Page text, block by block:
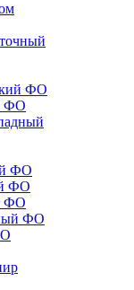
ФО
ФО
ФО
ФО
ФО
ФО